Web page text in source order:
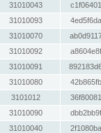
31010043
31010093
31010070
31010092
31010091
31010080
3101012
31010090
31010040